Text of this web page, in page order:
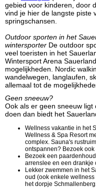
gebied voor kinderen, door
vind je hier de langste piste
springschansen.
Outdoor sporten in het
wintersporter De outdoor
veel toeristen in het
Wintersport Arena
mogelijkheden. Nordic
wandelwegen, langlaufen,
allemaal tot de
Geen sneeuw?
Ook als er geen sneeuw
doen dan biedt het
Wellness vakantie in het
Wellness & Spa Resort
complex. Sauna's
ontspannen? Bezoek
Bezoek een
arrenslee en een
Lekker zwemmen in het
oud (ook enkele
het dorpje